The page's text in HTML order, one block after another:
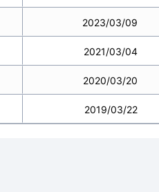
2023/03/09
2021/03/04
2020/03/20
2019/03/22